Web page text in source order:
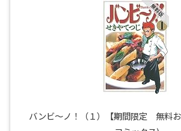
バンビ～ノ！（１）【期間限定 無料